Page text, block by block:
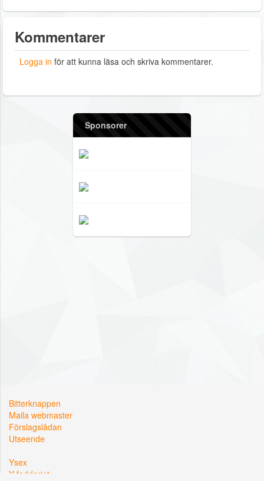
Kommentarer
Logga in för att kunna läsa och skriva kommentarer.
Sponsorer
Bitterknappen
Maila webmaster
Förslagslådan
Utseende
Ysex
Y-fadderiet